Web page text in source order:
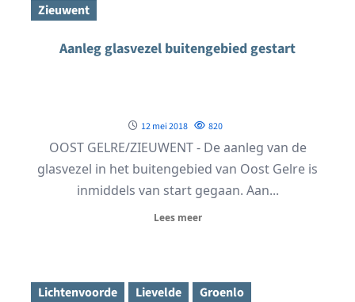
Zieuwent
Aanleg glasvezel buitengebied gestart
12 mei 2018 820
OOST GELRE/ZIEUWENT - De aanleg van de
glasvezel in het buitengebied van Oost Gelre is
inmiddels van start gegaan. Aan...
Lees meer
Lichtenvoorde Lievelde
Groenlo